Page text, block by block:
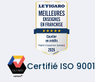
Certifié ISO 9001